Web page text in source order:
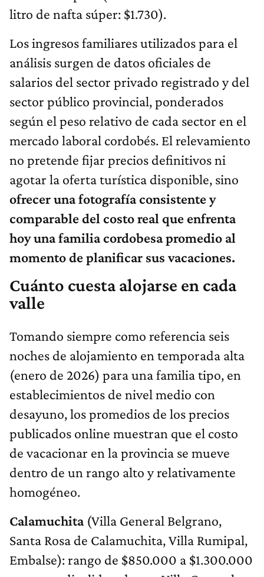
litro de nafta súper: $1.730).
Los ingresos familiares utilizados para el
análisis surgen de datos oficiales de
salarios del sector privado registrado y del
sector público provincial, ponderados
según el peso relativo de cada sector en el
mercado laboral cordobés. El relevamiento
no pretende fijar precios definitivos ni
agotar la oferta turística disponible, sino
ofrecer una fotografía consistente y
comparable del costo real que enfrenta
hoy una familia cordobesa promedio al
momento de planificar sus vacaciones.
Cuánto cuesta alojarse en cada
valle
Tomando siempre como referencia seis
noches de alojamiento en temporada alta
(enero de 2026) para una familia tipo, en
establecimientos de nivel medio con
desayuno, los promedios de los precios
publicados online muestran que el costo
de vacacionar en la provincia se mueve
dentro de un rango alto y relativamente
homogéneo.
Calamuchita(Villa General Belgrano,
Santa Rosa de Calamuchita, Villa Rumipal,
Embalse): rango de $850.000 a $1.300.000